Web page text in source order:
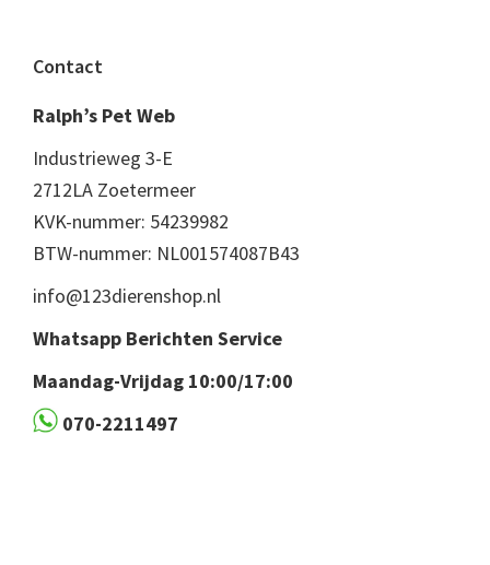
Footer
Contact
Ralph’s Pet Web
Industrieweg 3-E
2712LA Zoetermeer
KVK-nummer: 54239982
BTW-nummer: NL001574087B43
info@123dierenshop.nl
Whatsapp Berichten Service
Maandag-Vrijdag 10:00/17:00
070-2211497